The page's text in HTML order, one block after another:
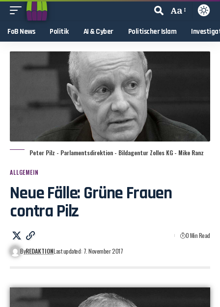
Aa
FoB News Politik AI & Cyber Politischer Islam
Peter Pilz - Parlamentsdirektion - Bildagentur Zolles KG - Mike Ranz
ALLGEMEIN
Neue Fälle: Grüne Frauen
contra Pilz
ByREDAKTIONLast updated: 7. November 2017
0 Min Read